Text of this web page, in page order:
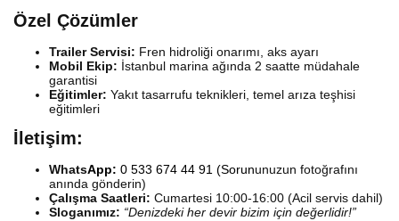
Özel Çözümler
Trailer Servisi: Fren hidroliği onarımı, aks ayarı
Mobil Ekip: İstanbul marina ağında 2 saatte müdahale
garantisi
Eğitimler: Yakıt tasarrufu teknikleri, temel arıza teşhisi
eğitimleri
İletişim:
WhatsApp: 0 533 674 44 91 (Sorununuzun fotoğrafını
anında gönderin)
Çalışma Saatleri: Cumartesi 10:00-16:00 (Acil servis dahil)
Sloganımız: “Denizdeki her devir bizim için değerlidir!”